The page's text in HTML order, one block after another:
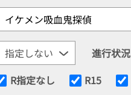
進行状況
R指定なし R15